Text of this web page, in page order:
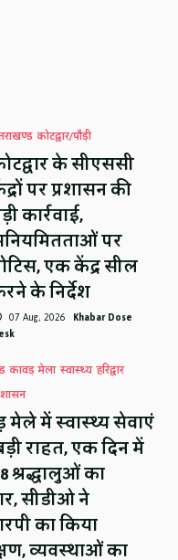
कोटद्वार/पौड़ी
के सीएससी
पर प्रशासन की
कार्रवाई,
पर
एक केंद्र सील
के निर्देश
07 Aug, 2026 Khabar Dose
कावड़ मेला स्वास्थ्य हरिद्वार
मेले में स्वास्थ्य सेवाएं
राहत, एक दिन में
श्रद्धालुओं का
सीडीओ ने
का किया
व्यवस्थाओं का